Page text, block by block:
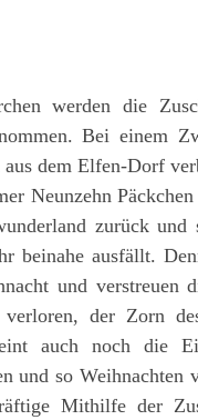
werden die
Bei einem
dem Elfen-Dorf
Neunzehn
zurück
beinahe ausfällt.
und verstreuen
verloren, der Zorn
auch noch die
und so
Mithilfe der